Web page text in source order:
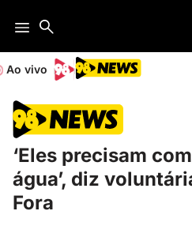
Ao vivo
‘Eles precisam
água’, diz
Fora